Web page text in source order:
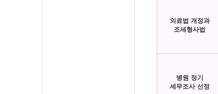
의료법 개정과
조세형사법
병원 정기
세무조사 선정